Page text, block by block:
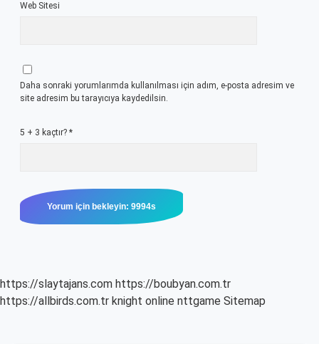
Web Sitesi
Daha sonraki yorumlarımda kullanılması için adım, e-posta adresim ve
site adresim bu tarayıcıya kaydedilsin.
5 + 3 kaçtır? *
https://slaytajans.com https://boubyan.com.tr
https://allbirds.com.tr knight online nttgame Sitemap